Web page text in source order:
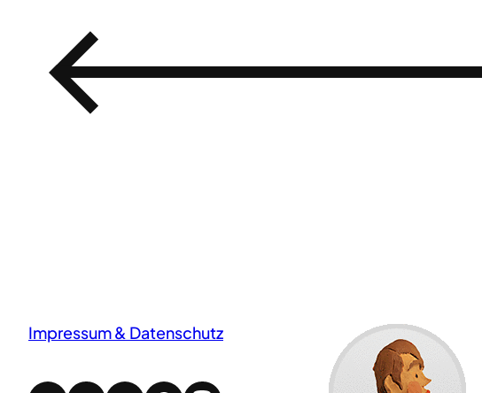
←
Impressum & Datenschutz